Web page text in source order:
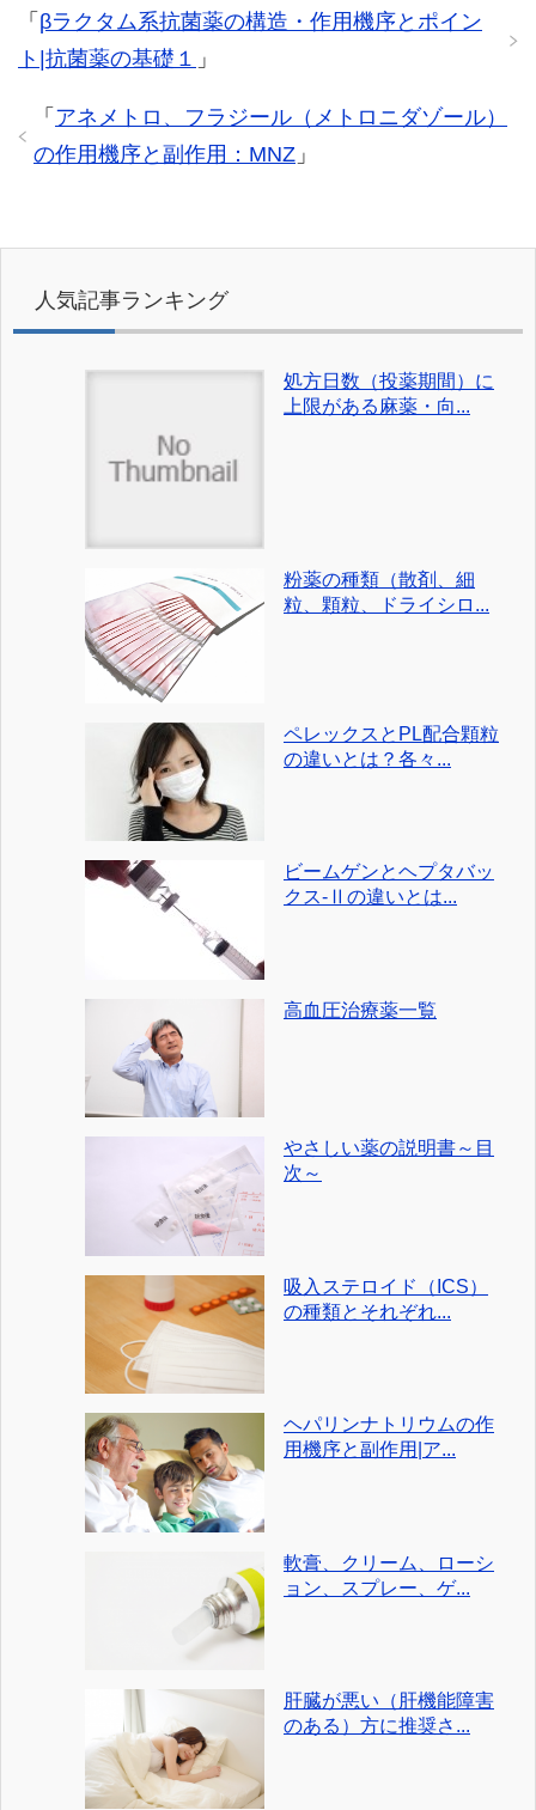
「 βラクタム系抗菌薬の構造・作用機序とポイン
ト|抗菌薬の基礎１ 」
「 アネメトロ、フラジール（メトロニダゾール）
の作用機序と副作用：MNZ 」
人気記事ランキング
処方日数（投薬期間）に
上限がある麻薬・向...
粉薬の種類（散剤、細
粒、顆粒、ドライシロ...
ペレックスとPL配合顆粒
の違いとは？各々...
ビームゲンとヘプタバッ
クス-Ⅱの違いとは...
高血圧治療薬一覧
やさしい薬の説明書～目
次～
吸入ステロイド（ICS）
の種類とそれぞれ...
ヘパリンナトリウムの作
用機序と副作用|ア...
軟膏、クリーム、ローシ
ョン、スプレー、ゲ...
肝臓が悪い（肝機能障害
のある）方に推奨さ...